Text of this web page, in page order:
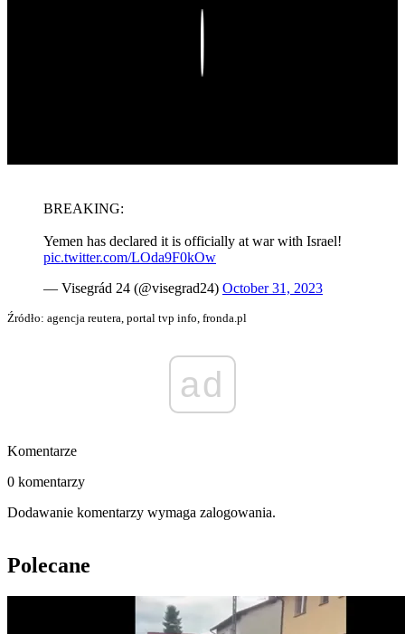
BREAKING:
Yemen has declared it is officially at war with Israel!
pic.twitter.com/LOda9F0kOw
— Visegrád 24 (@visegrad24) October 31, 2023
Źródło: agencja reutera, portal tvp info, fronda.pl
ad
Komentarze
0 komentarzy
Dodawanie komentarzy wymaga zalogowania.
Polecane